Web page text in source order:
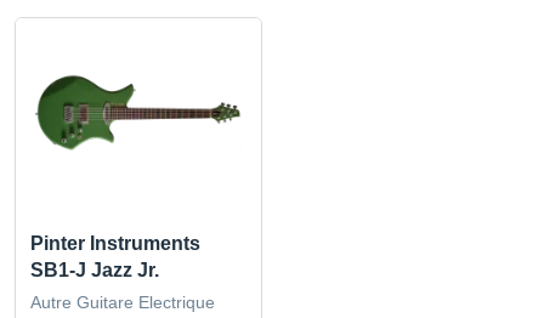
Pinter Instruments
SB1-J Jazz Jr.
Autre Guitare Electrique